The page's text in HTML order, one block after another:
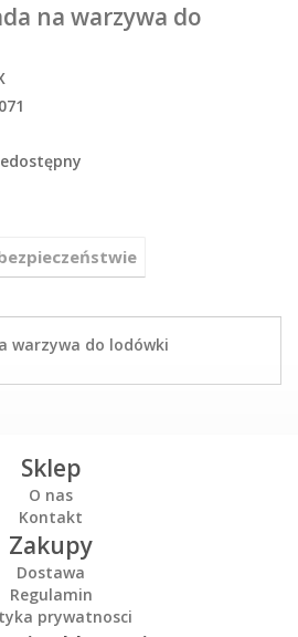
na warzywa do
warzywa do lodówki
Sklep
O nas
Kontakt
Zakupy
Dostawa
Regulamin
prywatnosci